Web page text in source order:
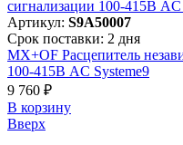
Артикул: S9A50007
Срок поставки: 2 дня
MX+OF Расцепитель
100-415В AC Systeme9
9 760 ₽
В корзинy
Вверх